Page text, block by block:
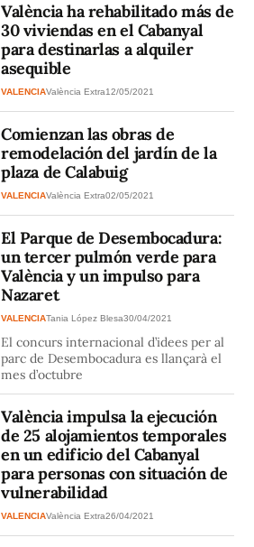
València ha rehabilitado más de
30 viviendas en el Cabanyal
para destinarlas a alquiler
asequible
VALENCIAValència Extra12/05/2021
Comienzan las obras de
remodelación del jardín de la
plaza de Calabuig
VALENCIAValència Extra02/05/2021
El Parque de Desembocadura:
un tercer pulmón verde para
València y un impulso para
Nazaret
VALENCIATania López Blesa30/04/2021
El concurs internacional d’idees per al
parc de Desembocadura es llançarà el
mes d’octubre
València impulsa la ejecución
de 25 alojamientos temporales
en un edificio del Cabanyal
para personas con situación de
vulnerabilidad
VALENCIAValència Extra26/04/2021